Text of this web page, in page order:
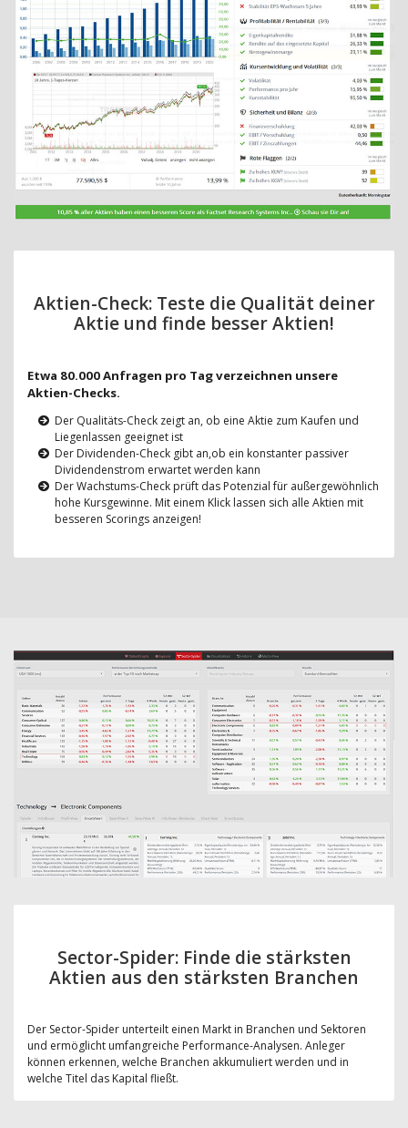
Aktien-Check: Teste die Qualität deiner
Aktie und finde besser Aktien!
Etwa 80.000 Anfragen pro Tag verzeichnen unsere
Aktien-Checks.
Der Qualitäts-Check zeigt an, ob eine Aktie zum Kaufen und
Liegenlassen geeignet ist
Der Dividenden-Check gibt an,ob ein konstanter passiver
Dividendenstrom erwartet werden kann
Der Wachstums-Check prüft das Potenzial für außergewöhnlich
hohe Kursgewinne. Mit einem Klick lassen sich alle Aktien mit
besseren Scorings anzeigen!
Sector-Spider: Finde die stärksten
Aktien aus den stärksten Branchen
Der Sector-Spider unterteilt einen Markt in Branchen und Sektoren
und ermöglicht umfangreiche Performance-Analysen. Anleger
können erkennen, welche Branchen akkumuliert werden und in
welche Titel das Kapital fließt.